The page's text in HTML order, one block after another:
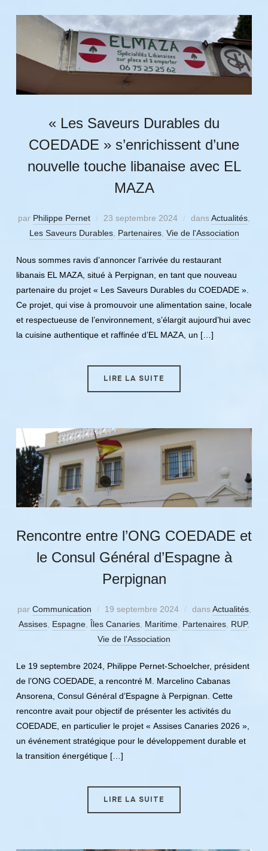
« Les Saveurs Durables du
COEDADE » s’enrichissent d’une
nouvelle touche libanaise avec EL
MAZA
par Philippe Pernet 23 septembre 2024 dansActualités
Les Saveurs Durables, Partenaires, Vie de l'Association
Nous sommes ravis d’annoncer l’arrivée du restaurant
libanais EL MAZA, situé à Perpignan, en tant que nouveau
partenaire du projet « Les Saveurs Durables du COEDADE ».
Ce projet, qui vise à promouvoir une alimentation saine, locale
et respectueuse de l’environnement, s’élargit aujourd’hui avec
la cuisine authentique et raffinée d’EL MAZA, un […]
LIRE LA SUITE
Rencontre entre l’ONG COEDADE et
le Consul Général d’Espagne à
Perpignan
par Communication 19 septembre 2024 dansActualités,
Assises, Espagne, Îles Canaries, Maritime, Partenaires, RUP,
Vie de l'Association
Le 19 septembre 2024, Philippe Pernet-Schoelcher, président
de l’ONG COEDADE, a rencontré M. Marcelino Cabanas
Ansorena, Consul Général d’Espagne à Perpignan. Cette
rencontre avait pour objectif de présenter les activités du
COEDADE, en particulier le projet « Assises Canaries 2026 »,
un événement stratégique pour le développement durable et
la transition énergétique […]
LIRE LA SUITE